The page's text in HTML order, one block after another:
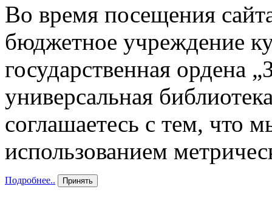
Во время посещения
бюджетное учреждение
государственная ордена
универсальная
соглашаетесь с тем, что
использованием
Подробнее.. Принять